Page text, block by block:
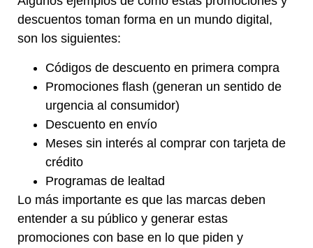
descuentos toman forma en un mundo digital,
son los siguientes:
Códigos de descuento en primera compra
Promociones flash (generan un sentido de
urgencia al consumidor)
Descuento en envío
Meses sin interés al comprar con tarjeta de
crédito
Programas de lealtad
Lo más importante es que las marcas deben
entender a su público y generar estas
promociones con base en lo que piden y